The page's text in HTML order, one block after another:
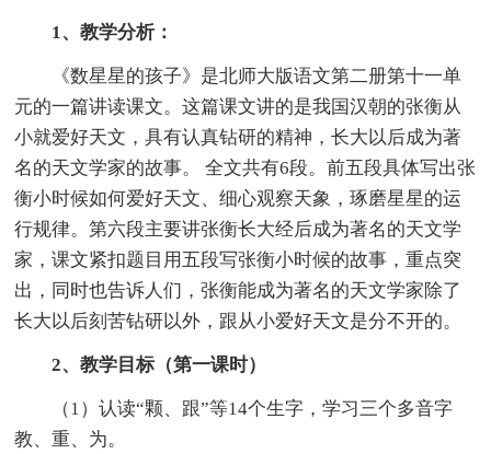
1、教学分析：
《数星星的孩子》是北师大版语文第二册第十一单
元的一篇讲读课文。这篇课文讲的是我国汉朝的张衡从
小就爱好天文，具有认真钻研的精神，长大以后成为著
名的天文学家的故事。 全文共有6段。前五段具体写出张
衡小时候如何爱好天文、细心观察天象，琢磨星星的运
行规律。第六段主要讲张衡长大经后成为著名的天文学
家，课文紧扣题目用五段写张衡小时候的故事，重点突
出，同时也告诉人们，张衡能成为著名的天文学家除了
长大以后刻苦钻研以外，跟从小爱好天文是分不开的。
2、教学目标（第一课时）
（1）认读“颗、跟”等14个生字，学习三个多音字
教、重、为。